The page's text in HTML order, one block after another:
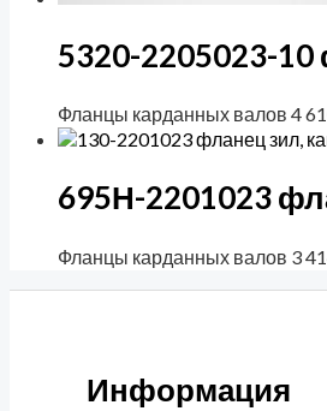
5320-2205023-10
Фланцы карданных валов 4
695Н-2201023
Фланцы карданных валов 3
Информация